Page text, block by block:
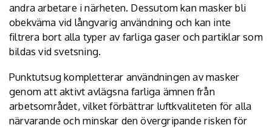
andra arbetare i närheten. Dessutom kan masker bli
obekväma vid långvarig användning och kan inte
filtrera bort alla typer av farliga gaser och partiklar som
bildas vid svetsning.
Punktutsug kompletterar användningen av masker
genom att aktivt avlägsna farliga ämnen från
arbetsområdet, vilket förbättrar luftkvaliteten för alla
närvarande och minskar den övergripande risken för